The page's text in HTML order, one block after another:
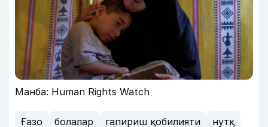
Манба: Human Rights Watch
Ғазо болалар гапириш қобилияти
нутқ